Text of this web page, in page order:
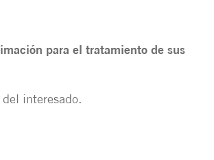
para el tratamiento de sus
interesado.